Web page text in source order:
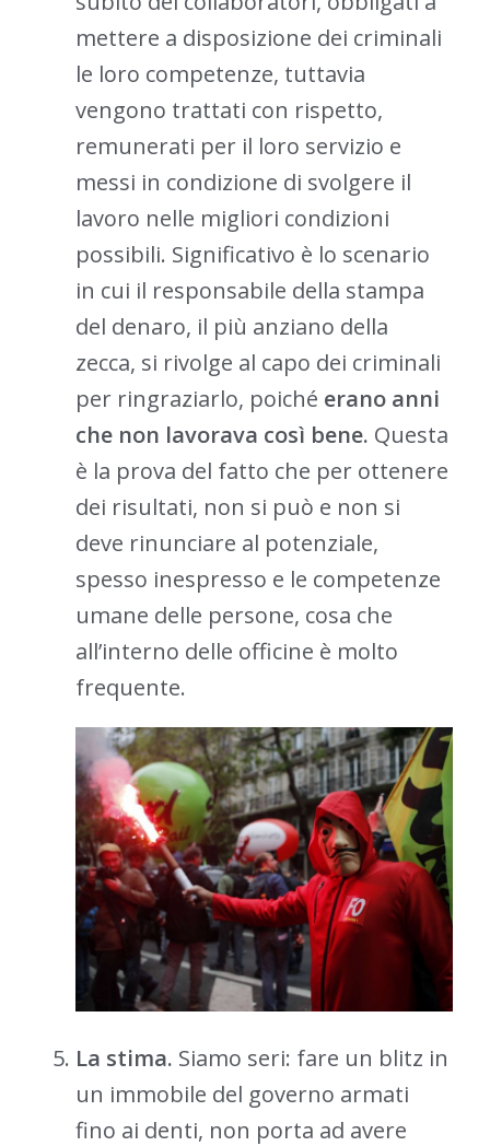
mettere a disposizione dei criminali
le loro competenze, tuttavia
vengono trattati con rispetto,
remunerati per il loro servizio e
messi in condizione di svolgere il
lavoro nelle migliori condizioni
possibili. Significativo è lo scenario
in cui il responsabile della stampa
del denaro, il più anziano della
zecca, si rivolge al capo dei criminali
per ringraziarlo, poiché erano anni
che non lavorava così bene. Questa
è la prova del fatto che per ottenere
dei risultati, non si può e non si
deve rinunciare al potenziale,
spesso inespresso e le competenze
umane delle persone, cosa che
all’interno delle officine è molto
frequente.
La stima. Siamo seri: fare un blitz in
un immobile del governo armati
fino ai denti, non porta ad avere